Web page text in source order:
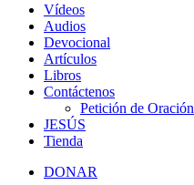
Vídeos
Audios
Devocional
Artículos
Libros
Contáctenos
Petición de Oración
JESÚS
Tienda
DONAR